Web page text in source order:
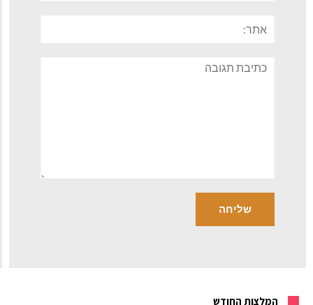
תגובה
המלצות החודש